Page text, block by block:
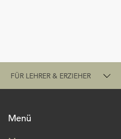
Schnellzugriff
FÜR LEHRER & ERZIEHER
Menü